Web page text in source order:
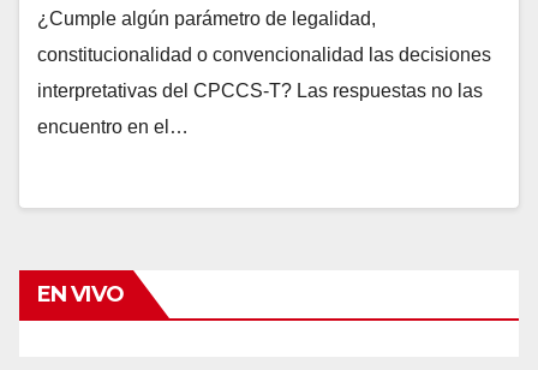
¿Cumple algún parámetro de legalidad,
constitucionalidad o convencionalidad las decisiones
interpretativas del CPCCS-T? Las respuestas no las
encuentro en el…
EN VIVO